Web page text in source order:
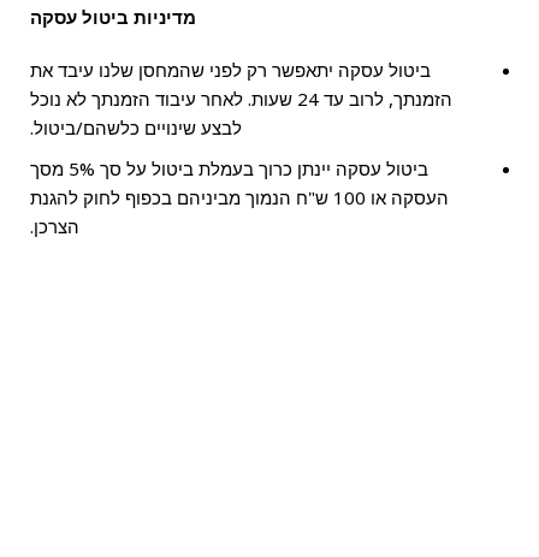
מדיניות ביטול עסקה
ביטול עסקה יתאפשר רק לפני שהמחסן שלנו עיבד את
הזמנתך, לרוב עד 24 שעות. לאחר עיבוד הזמנתך לא נוכל
לבצע שינויים כלשהם/ביטול.
ביטול עסקה יינתן כרוך בעמלת ביטול על סך 5% מסך
העסקה או 100 ש"ח הנמוך מביניהם בכפוף לחוק להגנת
הצרכן.